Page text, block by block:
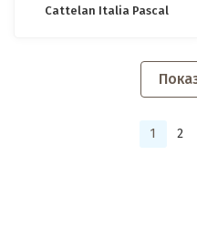
Cattelan Italia Pascal
1 2